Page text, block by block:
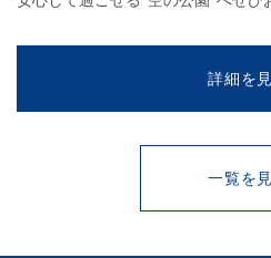
詳細を
一覧を